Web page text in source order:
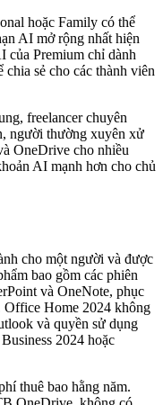
hoặc Family có thể
AI mở rộng nhất hiện
của Premium chỉ dành
sẻ cho các thành viên
freelancer chuyên
người thường xuyên xử
OneDrive cho nhiều
AI mạnh hơn cho chủ
cho một người và được
bao gồm các phiên
và OneNote, phục
Office Home 2024 không
và quyền sử dụng
2024 hoặc
thuê bao hằng năm.